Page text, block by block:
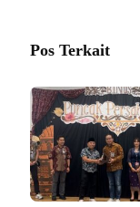
Pos Terkait